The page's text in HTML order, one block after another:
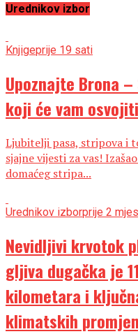
Urednikov izbor
Knjigeprije 19 sati
Upoznajte Brona
koji će vam
Ljubitelji pasa, stripova i
sjajne vijesti za vas!
domaćeg stripa...
Urednikov izborprije 2
Nevidljivi krvotok
gljiva dugačka je
kilometara i
klimatskih